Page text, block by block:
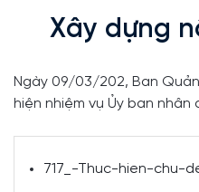
Xây dựng
Ngày 09/03/202, Ban
hiện nhiệm vụ Ủy ban
717_-Thuc-hien-chu-